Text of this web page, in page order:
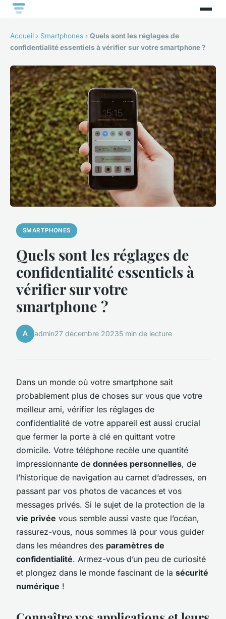
Accueil › Smartphones › Quels sont les réglages de
confidentialité essentiels à vérifier sur votre smartphone ?
SMARTPHONES
Quels sont les réglages de
confidentialité essentiels à
vérifier sur votre
smartphone ?
A admin27 décembre 20235 min de lecture
Dans un monde où votre smartphone sait
probablement plus de choses sur vous que votre
meilleur ami, vérifier les réglages de
confidentialité de votre appareil est aussi crucial
que fermer la porte à clé en quittant votre
domicile. Votre téléphone recèle une quantité
impressionnante de données personnelles, de
l’historique de navigation au carnet d’adresses, en
passant par vos photos de vacances et vos
messages privés. Si le sujet de la protection de la
vie privée vous semble aussi vaste que l’océan,
rassurez-vous, nous sommes là pour vous guider
dans les méandres des paramètres de
confidentialité. Armez-vous d’un peu de curiosité
et plongez dans le monde fascinant de la sécurité
numérique !